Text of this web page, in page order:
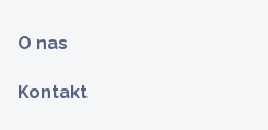
O nas
Kontakt